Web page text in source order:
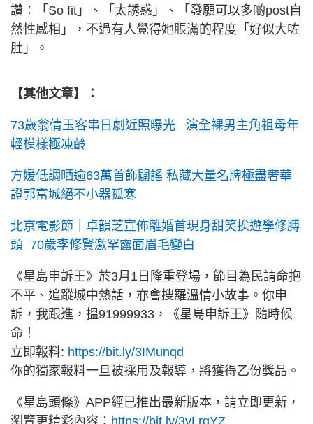
讚：「So fit」、「太誘惑」、「發願可以多啲post自
然性感相」，不過有人覺得她脹滿的程度「好似大咗
肚」。
【其他文章】：
73歲翁倩玉客串日劇近照曝光 演全裸男主角祖母年
輕模樣極凍齡
方媛低調晒逾63萬首飾闢謠 私藏大量名牌極盡奢華
證郭富城絕不小器孤寒
北京電影節｜卓韻芝宣佈離婚首現身甜笑挨遊學修膊
頭 70歲李修賢激罕露面眉毛變白
《星島申訴王》於3月1日隆重登場，節目為民請命抱
不平、追蹤城中熱話，亦會搜羅溫情小故事。你申
訴，我跟進，搵91999933，《星島申訴王》隨時候
命！
立即報料: https://bit.ly/3IMunqd
你的獨家報料一旦被採用及報導，將獲得乙份獎品。
《星島頭條》APP經已推出最新版本，請立即更新，